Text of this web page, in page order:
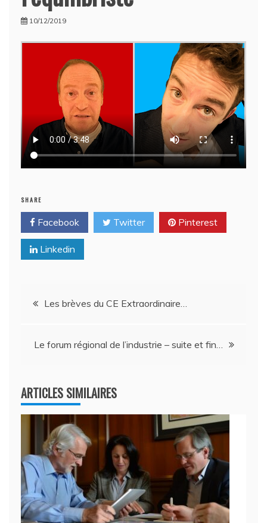
10/12/2019
SHARE
Facebook Twitter Pinterest
Linkedin
Navigation
Les brèves du CE Extraordinaire…
Le forum régional de l’industrie – suite et fin…
ARTICLES SIMILAIRES